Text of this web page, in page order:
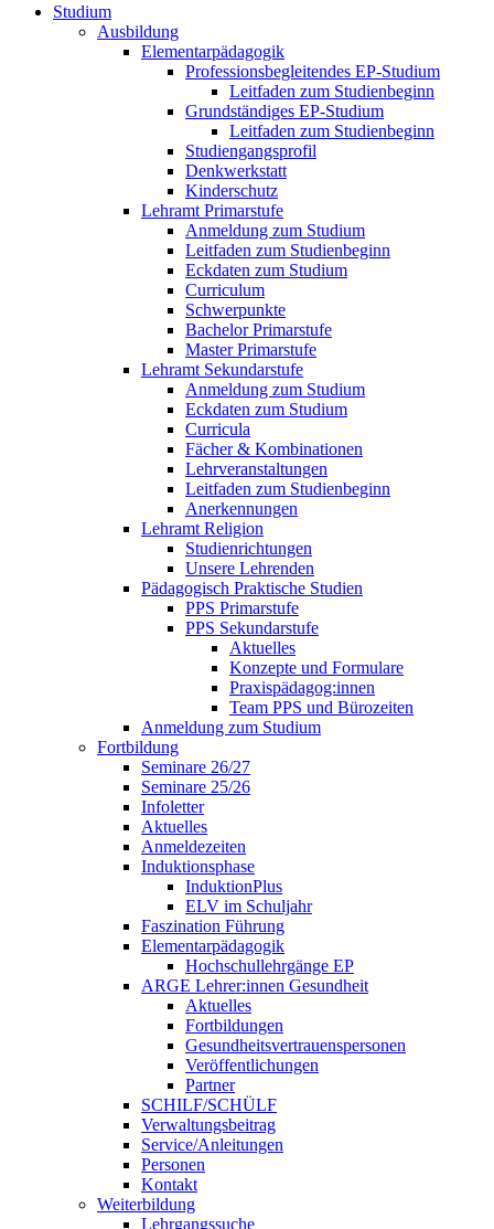
Studium
Ausbildung
Elementarpädagogik
Professionsbegleitendes EP-Studium
Leitfaden zum Studienbeginn
Grundständiges EP-Studium
Leitfaden zum Studienbeginn
Studiengangsprofil
Denkwerkstatt
Kinderschutz
Lehramt Primarstufe
Anmeldung zum Studium
Leitfaden zum Studienbeginn
Eckdaten zum Studium
Curriculum
Schwerpunkte
Bachelor Primarstufe
Master Primarstufe
Lehramt Sekundarstufe
Anmeldung zum Studium
Eckdaten zum Studium
Curricula
Fächer & Kombinationen
Lehrveranstaltungen
Leitfaden zum Studienbeginn
Anerkennungen
Lehramt Religion
Studienrichtungen
Unsere Lehrenden
Pädagogisch Praktische Studien
PPS Primarstufe
PPS Sekundarstufe
Aktuelles
Konzepte und Formulare
Praxispädagog:innen
Team PPS und Bürozeiten
Anmeldung zum Studium
Fortbildung
Seminare 26/27
Seminare 25/26
Infoletter
Aktuelles
Anmeldezeiten
Induktionsphase
InduktionPlus
ELV im Schuljahr
Faszination Führung
Elementarpädagogik
Hochschullehrgänge EP
ARGE Lehrer:innen Gesundheit
Aktuelles
Fortbildungen
Gesundheitsvertrauenspersonen
Veröffentlichungen
Partner
SCHILF/SCHÜLF
Verwaltungsbeitrag
Service/Anleitungen
Personen
Kontakt
Weiterbildung
Lehrgangssuche